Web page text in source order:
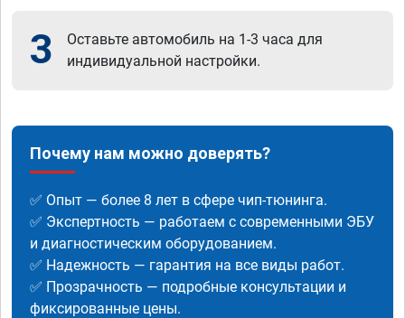
3
Оставьте автомобиль на 1-3 часа для
индивидуальной настройки.
Почему нам можно доверять?
✅ Опыт — более 8 лет в сфере чип-тюнинга.
✅ Экспертность — работаем с современными ЭБУ
и диагностическим оборудованием.
✅ Надежность — гарантия на все виды работ.
✅ Прозрачность — подробные консультации и
фиксированные цены.